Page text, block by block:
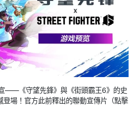
——《守望先鋒》與《街頭霸王6》的史
場！官方此前釋出的聯動宣傳片（點擊